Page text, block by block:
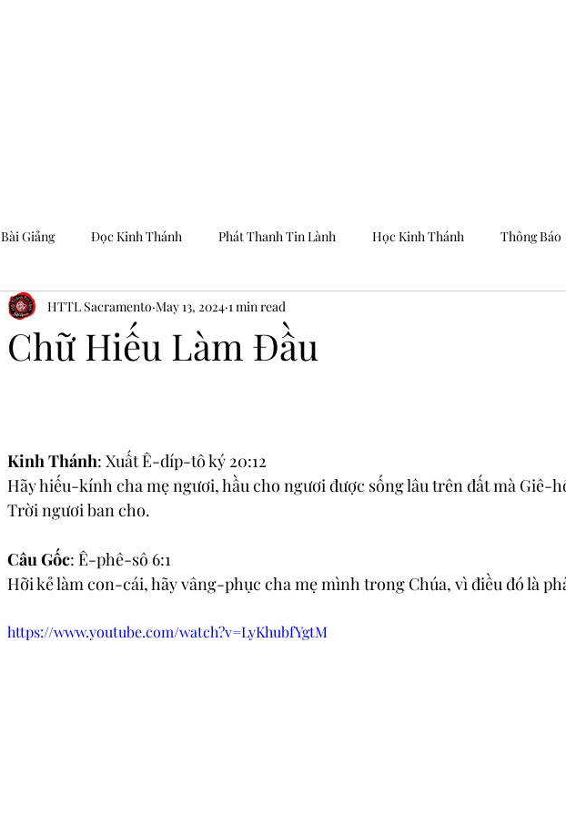
Bài Giảng Đọc Kinh Thánh Phát Thanh Tin Lành Học Kinh Thánh Thông Báo
Chữ Hiếu Làm Đầu
HTTL Sacramento May 13, 2024 1 min read
Kinh Thánh: Xuất Ê-díp-tô ký 20:12
Hãy hiếu-kính cha mẹ ngươi, hầu cho ngươi được sống lâu trên đất mà Giê-
Trời ngươi ban cho.
Câu Gốc: Ê-phê-sô 6:1
Hỡi kẻ làm con-cái, hãy vâng-phục cha mẹ mình trong Chúa, vì điều đó là
https://www.youtube.com/watch?v=LyKhubfYgtM